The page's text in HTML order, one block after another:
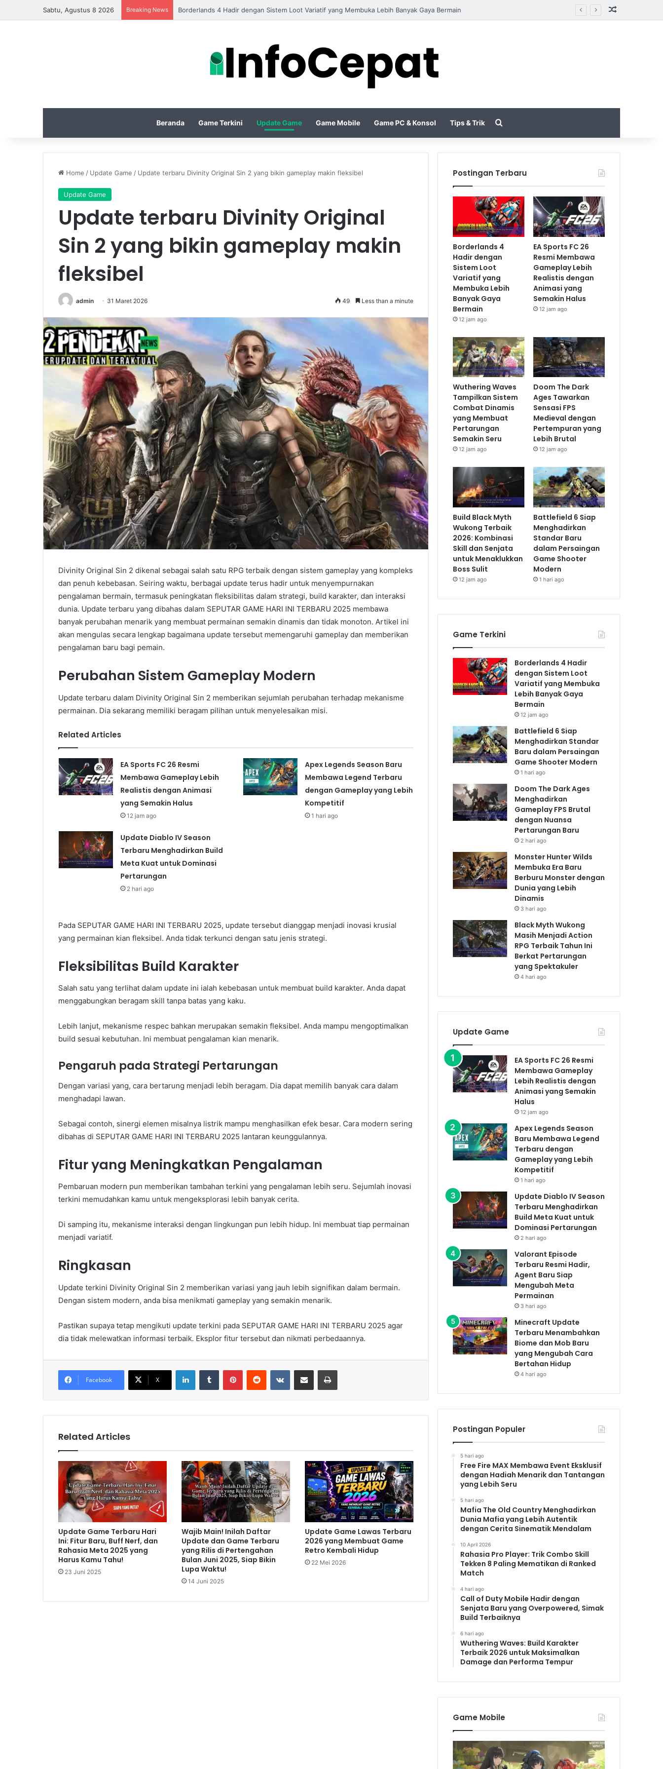
Sabtu, Agustus 8 2026 Breaking News EA Sports FC 26 Resmi Membawa Gameplay Lebih Realistis dengan Animasi yang Semakin Halus
Beranda Game Terkini Update Game Game Mobile Game PC & Konsol Tips & Trik
Home / Update Game / Update terbaru Divinity Original Sin 2 yang bikin gameplay makin fleksibel
Update Game
Update terbaru Divinity Original
Sin 2 yang bikin gameplay makin
fleksibel
admin 31 Maret 2026 49 Less than a minute
Divinity Original Sin 2 dikenal sebagai salah satu RPG terbaik dengan sistem gameplay yang kompleks
dan penuh kebebasan. Seiring waktu, berbagai update terus hadir untuk menyempurnakan
pengalaman bermain, termasuk peningkatan fleksibilitas dalam strategi, build karakter, dan interaksi
dunia. Update terbaru yang dibahas dalam SEPUTAR GAME HARI INI TERBARU 2025 membawa
banyak perubahan menarik yang membuat permainan semakin dinamis dan tidak monoton. Artikel ini
akan mengulas secara lengkap bagaimana update tersebut memengaruhi gameplay dan memberikan
pengalaman baru bagi pemain.
Perubahan Sistem Gameplay Modern
Update terbaru dalam Divinity Original Sin 2 memberikan sejumlah perubahan terhadap mekanisme
permainan. Dia sekarang memiliki beragam pilihan untuk menyelesaikan misi.
Related Articles
EA Sports FC 26 Resmi
Membawa Gameplay Lebih
Realistis dengan Animasi
yang Semakin Halus
12 jam ago
Apex Legends Season Baru
Membawa Legend Terbaru
dengan Gameplay yang Lebih
Kompetitif
1 hari ago
Update Diablo IV Season
Terbaru Menghadirkan Build
Meta Kuat untuk Dominasi
Pertarungan
2 hari ago
Pada SEPUTAR GAME HARI INI TERBARU 2025, update tersebut dianggap menjadi inovasi krusial
yang permainan kian fleksibel. Anda tidak terkunci dengan satu jenis strategi.
Fleksibilitas Build Karakter
Salah satu yang terlihat dalam update ini ialah kebebasan untuk membuat build karakter. Anda dapat
menggabungkan beragam skill tanpa batas yang kaku.
Lebih lanjut, mekanisme respec bahkan merupakan semakin fleksibel. Anda mampu mengoptimalkan
build sesuai kebutuhan. Ini membuat pengalaman kian menarik.
Pengaruh pada Strategi Pertarungan
Dengan variasi yang, cara bertarung menjadi lebih beragam. Dia dapat memilih banyak cara dalam
menghadapi lawan.
Sebagai contoh, sinergi elemen misalnya listrik mampu menghasilkan efek besar. Cara modern sering
dibahas di SEPUTAR GAME HARI INI TERBARU 2025 lantaran keunggulannya.
Fitur yang Meningkatkan Pengalaman
Pembaruan modern pun memberikan tambahan terkini yang pengalaman lebih seru. Sejumlah inovasi
terkini memudahkan kamu untuk mengeksplorasi lebih banyak cerita.
Di samping itu, mekanisme interaksi dengan lingkungan pun lebih hidup. Ini membuat tiap permainan
menjadi variatif.
Ringkasan
Update terkini Divinity Original Sin 2 memberikan variasi yang jauh lebih signifikan dalam bermain.
Dengan sistem modern, anda bisa menikmati gameplay yang semakin menarik.
Pastikan supaya tetap mengikuti update terkini pada SEPUTAR GAME HARI INI TERBARU 2025 agar
dia tidak melewatkan informasi terbaik. Eksplor fitur tersebut dan nikmati perbedaannya.
Facebook X
Related Articles
Update Game Terbaru Hari
Ini: Fitur Baru, Buff Nerf, dan
Rahasia Meta 2025 yang
Harus Kamu Tahu!
23 Juni 2025
Wajib Main! Inilah Daftar
Update dan Game Terbaru
yang Rilis di Pertengahan
Bulan Juni 2025, Siap Bikin
Lupa Waktu!
14 Juni 2025
Update Game Lawas Terbaru
2026 yang Membuat Game
Retro Kembali Hidup
22 Mei 2026
Postingan Terbaru
Borderlands 4
Hadir dengan
Sistem Loot
Variatif yang
Membuka Lebih
Banyak Gaya
Bermain
12 jam ago
EA Sports FC 26
Resmi Membawa
Gameplay Lebih
Realistis dengan
Animasi yang
Semakin Halus
12 jam ago
Wuthering Waves
Tampilkan Sistem
Combat Dinamis
yang Membuat
Pertarungan
Semakin Seru
12 jam ago
Doom The Dark
Ages Tawarkan
Sensasi FPS
Medieval dengan
Pertempuran yang
Lebih Brutal
12 jam ago
Build Black Myth
Wukong Terbaik
2026: Kombinasi
Skill dan Senjata
untuk Menaklukkan
Boss Sulit
12 jam ago
Battlefield 6 Siap
Menghadirkan
Standar Baru
dalam Persaingan
Game Shooter
Modern
1 hari ago
Game Terkini
Borderlands 4 Hadir
dengan Sistem Loot
Variatif yang Membuka
Lebih Banyak Gaya
Bermain
12 jam ago
Battlefield 6 Siap
Menghadirkan Standar
Baru dalam Persaingan
Game Shooter Modern
1 hari ago
Doom The Dark Ages
Menghadirkan
Gameplay FPS Brutal
dengan Nuansa
Pertarungan Baru
2 hari ago
Monster Hunter Wilds
Membuka Era Baru
Berburu Monster dengan
Dunia yang Lebih
Dinamis
3 hari ago
Black Myth Wukong
Masih Menjadi Action
RPG Terbaik Tahun Ini
Berkat Pertarungan
yang Spektakuler
4 hari ago
Update Game
EA Sports FC 26 Resmi
Membawa Gameplay
Lebih Realistis dengan
Animasi yang Semakin
Halus
12 jam ago
Apex Legends Season
Baru Membawa Legend
Terbaru dengan
Gameplay yang Lebih
Kompetitif
1 hari ago
Update Diablo IV Season
Terbaru Menghadirkan
Build Meta Kuat untuk
Dominasi Pertarungan
2 hari ago
Valorant Episode
Terbaru Resmi Hadir,
Agent Baru Siap
Mengubah Meta
Permainan
3 hari ago
Minecraft Update
Terbaru Menambahkan
Biome dan Mob Baru
yang Mengubah Cara
Bertahan Hidup
4 hari ago
Postingan Populer
5 hari ago
Free Fire MAX Membawa Event Eksklusif
dengan Hadiah Menarik dan Tantangan
yang Lebih Seru
5 hari ago
Mafia The Old Country Menghadirkan
Dunia Mafia yang Lebih Autentik
dengan Cerita Sinematik Mendalam
10 April 2026
Rahasia Pro Player: Trik Combo Skill
Tekken 8 Paling Mematikan di Ranked
Match
4 hari ago
Call of Duty Mobile Hadir dengan
Senjata Baru yang Overpowered, Simak
Build Terbaiknya
6 hari ago
Wuthering Waves: Build Karakter
Terbaik 2026 untuk Maksimalkan
Damage dan Performa Tempur
Game Mobile